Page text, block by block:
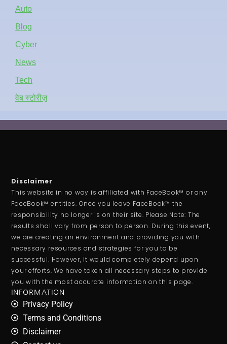
Auto
Blog
Cyber
News
Tech
वेब स्टोरीज़
Disclaimer
This website in no way is affiliated with FaceBook™ or any
FaceBook™ entities. Once you leave FaceBook™ the
responsibility no longer is on their site. Please Note: The
results shall vary from person to person. During this event,
we are creating an environment and providing you with
necessary resources and strategies for you to be
successful. However, it would completely depend upon
your efforts. We have taken all necessary steps to provide
you with the most accurate information on this page.
INFORMATION
Privacy Policy
Terms and Conditions
Disclaimer